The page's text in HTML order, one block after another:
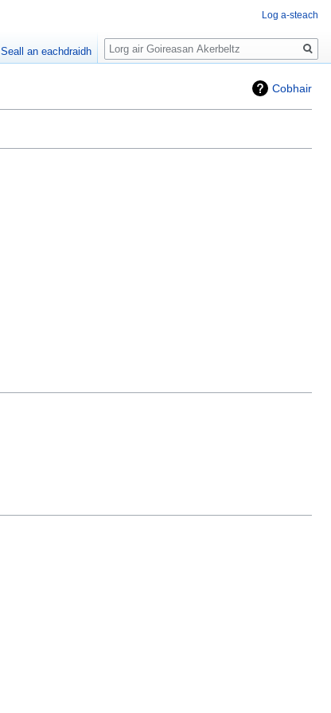
Cobhair
Log a-steach
Seall an eachdraidh
Lorg